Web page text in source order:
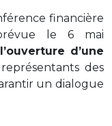
financière
le 6 mai
l’ouverture d’une
des
un dialogue